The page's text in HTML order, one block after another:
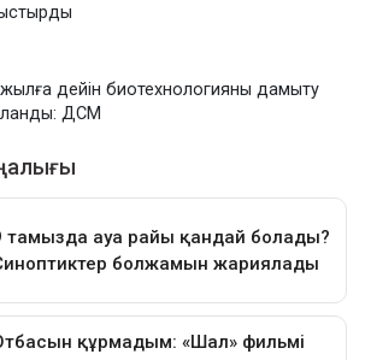
дейін биотехнологияны дамыту
ДСМ